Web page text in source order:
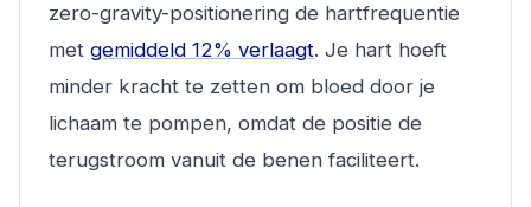
zero-gravity-positionering de hartfrequentie
met gemiddeld 12% verlaagt. Je hart hoeft
minder kracht te zetten om bloed door je
lichaam te pompen, omdat de positie de
terugstroom vanuit de benen faciliteert.